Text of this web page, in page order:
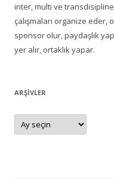
inter, multi ve
çalışmaları organize
sponsor olur, paydaşlık
yer alır, ortaklık yapar.
ARŞIVLER
Arşivler